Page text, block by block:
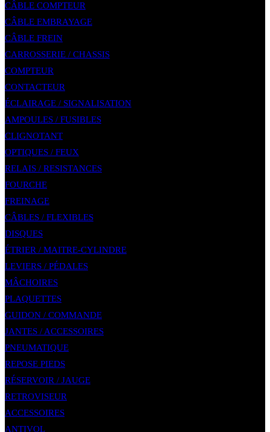
CÂBLE COMPTEUR
CÂBLE EMBRAYAGE
CÂBLE FREIN
CARROSSERIE / CHASSIS
COMPTEUR
CONTACTEUR
ÉCLAIRAGE / SIGNALISATION
AMPOULES / FUSIBLES
CLIGNOTANT
OPTIQUES / FEUX
RELAIS / RESISTANCES
FOURCHE
FREINAGE
CÂBLES / FLEXIBLES
DISQUES
ÉTRIER / MAITRE-CYLINDRE
LEVIERS / PÉDALES
MÂCHOIRES
PLAQUETTES
GUIDON / COMMANDE
JANTES / ACCESSOIRES
PNEUMATIQUE
REPOSE PIEDS
RÉSERVOIR / JAUGE
RETROVISEUR
ACCESSOIRES
ANTIVOL